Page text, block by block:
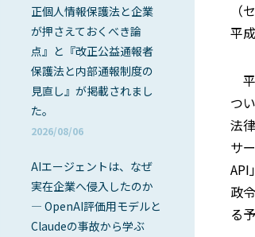
正個人情報保護法と企業
が押さえておくべき論
点』と『改正公益通報者
保護法と内部通報制度の
見直し』が掲載されまし
た。
2026/08/06
AIエージェントは、なぜ
実在企業へ侵入したのか
― OpenAI評価用モデルと
Claudeの事故から学ぶ
（
平
つ
法
サ
API
政
る